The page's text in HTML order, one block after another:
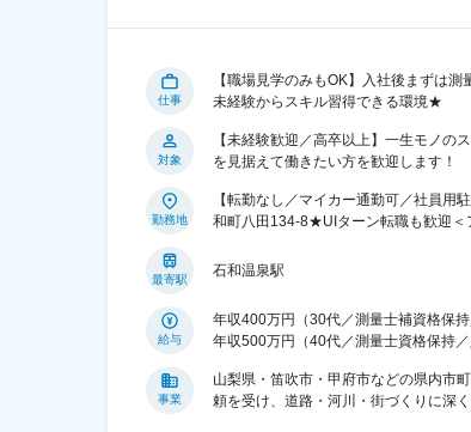
仕事
【職場見学のみもOK】入社後まずは
未経験からスキル習得できる環境★
対象
【未経験歓迎／高卒以上】一生モノの
を見据えて働きたい方を歓迎します！
勤務地
【転勤なし／マイカー通勤可／社員用
和町八田134-8★UIターン転職も歓迎＜
最寄駅
石和温泉駅
給与
年収400万円（30代／測量士補資格保持
年収500万円（40代／測量士資格保持／
事業
山梨県・笛吹市・甲府市などの県内市
頼を受け、道路・河川・街づくりに深